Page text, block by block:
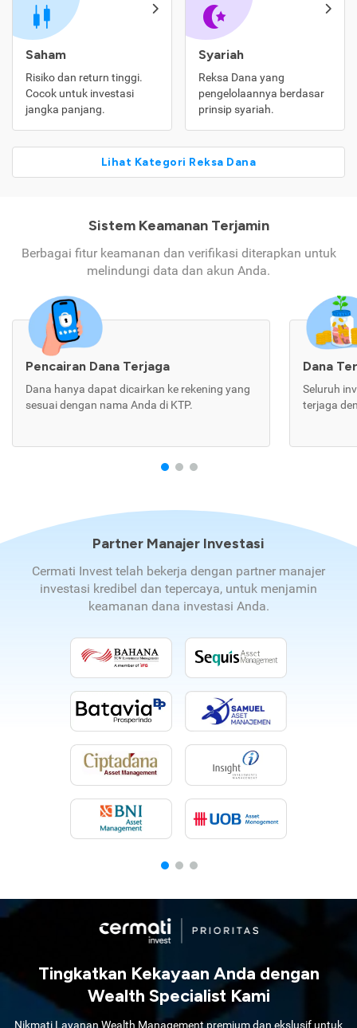
Saham
Risiko dan return tinggi.
Cocok untuk investasi
jangka panjang.
Syariah
Reksa Dana yang
pengelolaannya berdasar
prinsip syariah.
Lihat Kategori Reksa Dana
Sistem Keamanan Terjamin
Berbagai fitur keamanan dan verifikasi diterapkan untuk
melindungi data dan akun Anda.
Pencairan Dana Terjaga
Dana hanya dapat dicairkan ke rekening yang
sesuai dengan nama Anda di KTP.
Dana
Seluruh
terjaga
Partner Manajer Investasi
Cermati Invest telah bekerja dengan partner manajer
investasi kredibel dan tepercaya, untuk menjamin
keamanan dana investasi Anda.
Tingkatkan Kekayaan Anda dengan
Wealth Specialist Kami
Nikmati Layanan Wealth Management premium dan ekslusif untuk